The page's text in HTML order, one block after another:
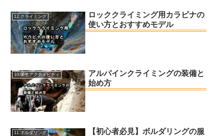
12.クライミング
ロッククライミング用カラビナの
使い方とおすすめモデル
10.派生アクティビティ
アルパインクライミングの装備と
始め方
11.ボルダリング
【初心者必見】ボルダリングの服